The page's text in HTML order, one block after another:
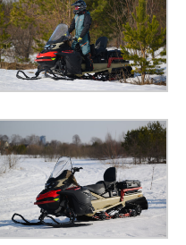
Для глубокого снега
Газомасляные с
регулировкой
предварительного
натяга пружины